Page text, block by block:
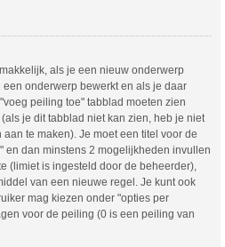
als je een nieuw onderwerp
onderwerp bewerkt en als je daar
peiling toe" tabblad moeten zien
je dit tabblad niet kan zien, heb je niet
te maken). Je moet een titel voor de
dan minstens 2 mogelijkheden invullen
(limiet is ingesteld door de beheerder),
van een nieuwe regel. Je kunt ook
mag kiezen onder "opties per
voor de peiling (0 is een peiling van